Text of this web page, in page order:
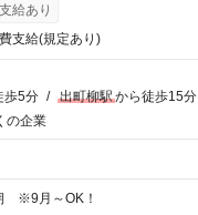
給あり
支給(規定あり)
歩5分 / 出町柳駅から徒歩15分
の企業
※9月～OK！